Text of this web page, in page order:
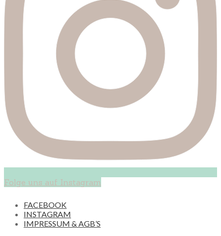
Folge uns auf Instagram
FACEBOOK
INSTAGRAM
IMPRESSUM & AGB’S